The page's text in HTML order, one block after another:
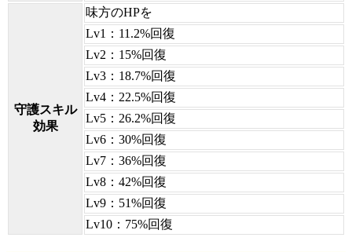
守護スキル
効果
味方のHPを
Lv1：11.2%回復
Lv2：15%回復
Lv3：18.7%回復
Lv4：22.5%回復
Lv5：26.2%回復
Lv6：30%回復
Lv7：36%回復
Lv8：42%回復
Lv9：51%回復
Lv10：75%回復